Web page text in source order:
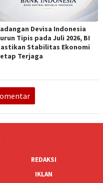
Devisa Indonesia
Tipis pada Juli 2026, BI
Stabilitas Ekonomi
Terjaga
REDAKSI
IKLAN